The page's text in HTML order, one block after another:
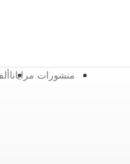
منشورات مرايانا